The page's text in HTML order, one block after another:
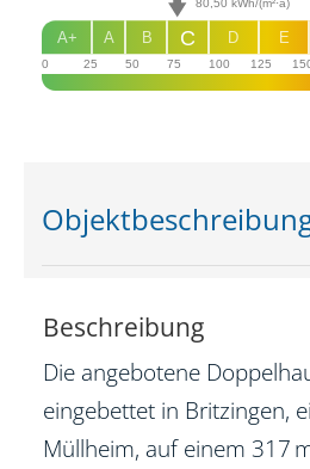
0 25 50 75 100 125
E
D
B
A
A+ C
80,50 kWh/(m²·a)
Beschreibung
Die angebotene
eingebettet in Britzingen,
Müllheim, auf einem 317